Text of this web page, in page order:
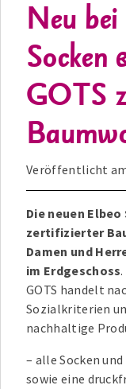
Neu
Socken
GOTS
Veröffentlicht
Die neuen Elbeo
zertifizierter
Damen und
im Erdgeschoss.
GOTS handelt
Sozialkriterien
nachhaltige
– alle Socken
sowie eine